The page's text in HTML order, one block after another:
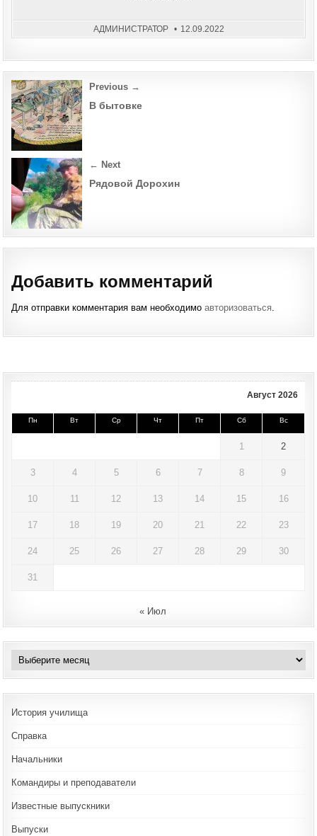
АДМИНИСТРАТОР 12.09.2022
Post
navigation
Previous →
В бытовке
← Next
Рядовой Дорохин
Добавить комментарий
Для отправки комментария вам необходимоавторизоваться
Август 2026
Пн Вт Ср Чт Пт Сб Вс
1 2
3 4 5 6 7 8 9
10 11 12 13 14 15 16
17 18 19 20 21 22 23
24 25 26 27 28 29 30
31
« Июл
Архивы
История училища
Справка
Начальники
Командиры и преподаватели
Известные выпускники
Выпуски